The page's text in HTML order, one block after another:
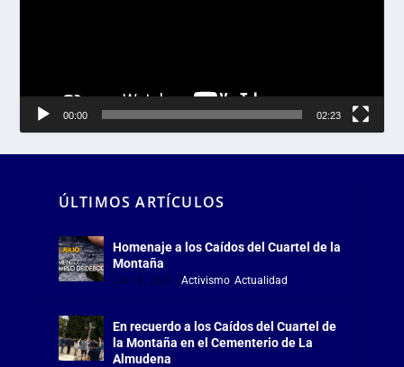
00:00 02:23
ÚLTIMOS ARTÍCULOS
Homenaje a los Caídos del Cuartel de la
Montaña
Jul 18, 2026 | Activismo, Actualidad
En recuerdo a los Caídos del Cuartel de
la Montaña en el Cementerio de La
Almudena